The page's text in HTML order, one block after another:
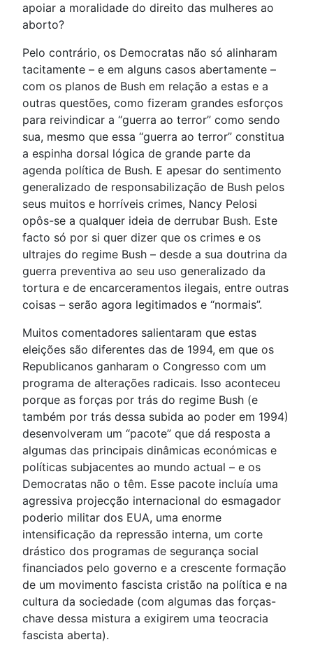
apoiar a moralidade do direito das mulheres ao
aborto?
Pelo contrário, os Democratas não só alinharam
tacitamente – e em alguns casos abertamente –
com os planos de Bush em relação a estas e a
outras questões, como fizeram grandes esforços
para reivindicar a “guerra ao terror” como sendo
sua, mesmo que essa “guerra ao terror” constitua
a espinha dorsal lógica de grande parte da
agenda política de Bush. E apesar do sentimento
generalizado de responsabilização de Bush pelos
seus muitos e horríveis crimes, Nancy Pelosi
opôs-se a qualquer ideia de derrubar Bush. Este
facto só por si quer dizer que os crimes e os
ultrajes do regime Bush – desde a sua doutrina da
guerra preventiva ao seu uso generalizado da
tortura e de encarceramentos ilegais, entre outras
coisas – serão agora legitimados e “normais”.
Muitos comentadores salientaram que estas
eleições são diferentes das de 1994, em que os
Republicanos ganharam o Congresso com um
programa de alterações radicais. Isso aconteceu
porque as forças por trás do regime Bush (e
também por trás dessa subida ao poder em 1994)
desenvolveram um “pacote” que dá resposta a
algumas das principais dinâmicas económicas e
políticas subjacentes ao mundo actual – e os
Democratas não o têm. Esse pacote incluía uma
agressiva projecção internacional do esmagador
poderio militar dos EUA, uma enorme
intensificação da repressão interna, um corte
drástico dos programas de segurança social
financiados pelo governo e a crescente formação
de um movimento fascista cristão na política e na
cultura da sociedade (com algumas das forças-
chave dessa mistura a exigirem uma teocracia
fascista aberta).